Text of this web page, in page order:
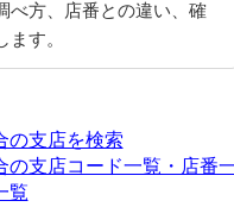
べ方、店番との違い、確
す。
の支店を検索
の支店コード一覧・店番
覧